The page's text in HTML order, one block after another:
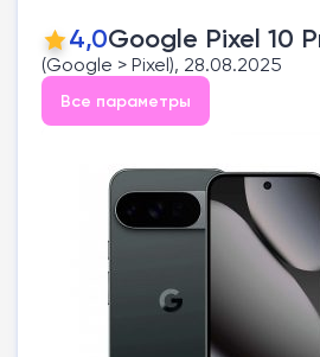
4,0Google Pixel 10
(Google > Pixel), 28.08.2025
Все параметры